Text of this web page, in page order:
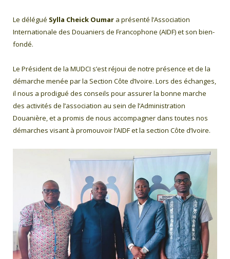
Le délégué Sylla Cheick Oumar a présenté l’Association
Internationale des Douaniers de Francophone (AIDF) et son bien-
fondé.
Le Président de la MUDCI s’est réjoui de notre présence et de la
démarche menée par la Section Côte d’Ivoire. Lors des échanges,
il nous a prodigué des conseils pour assurer la bonne marche
des activités de l’association au sein de l’Administration
Douanière, et a promis de nous accompagner dans toutes nos
démarches visant à promouvoir l’AIDF et la section Côte d’Ivoire.